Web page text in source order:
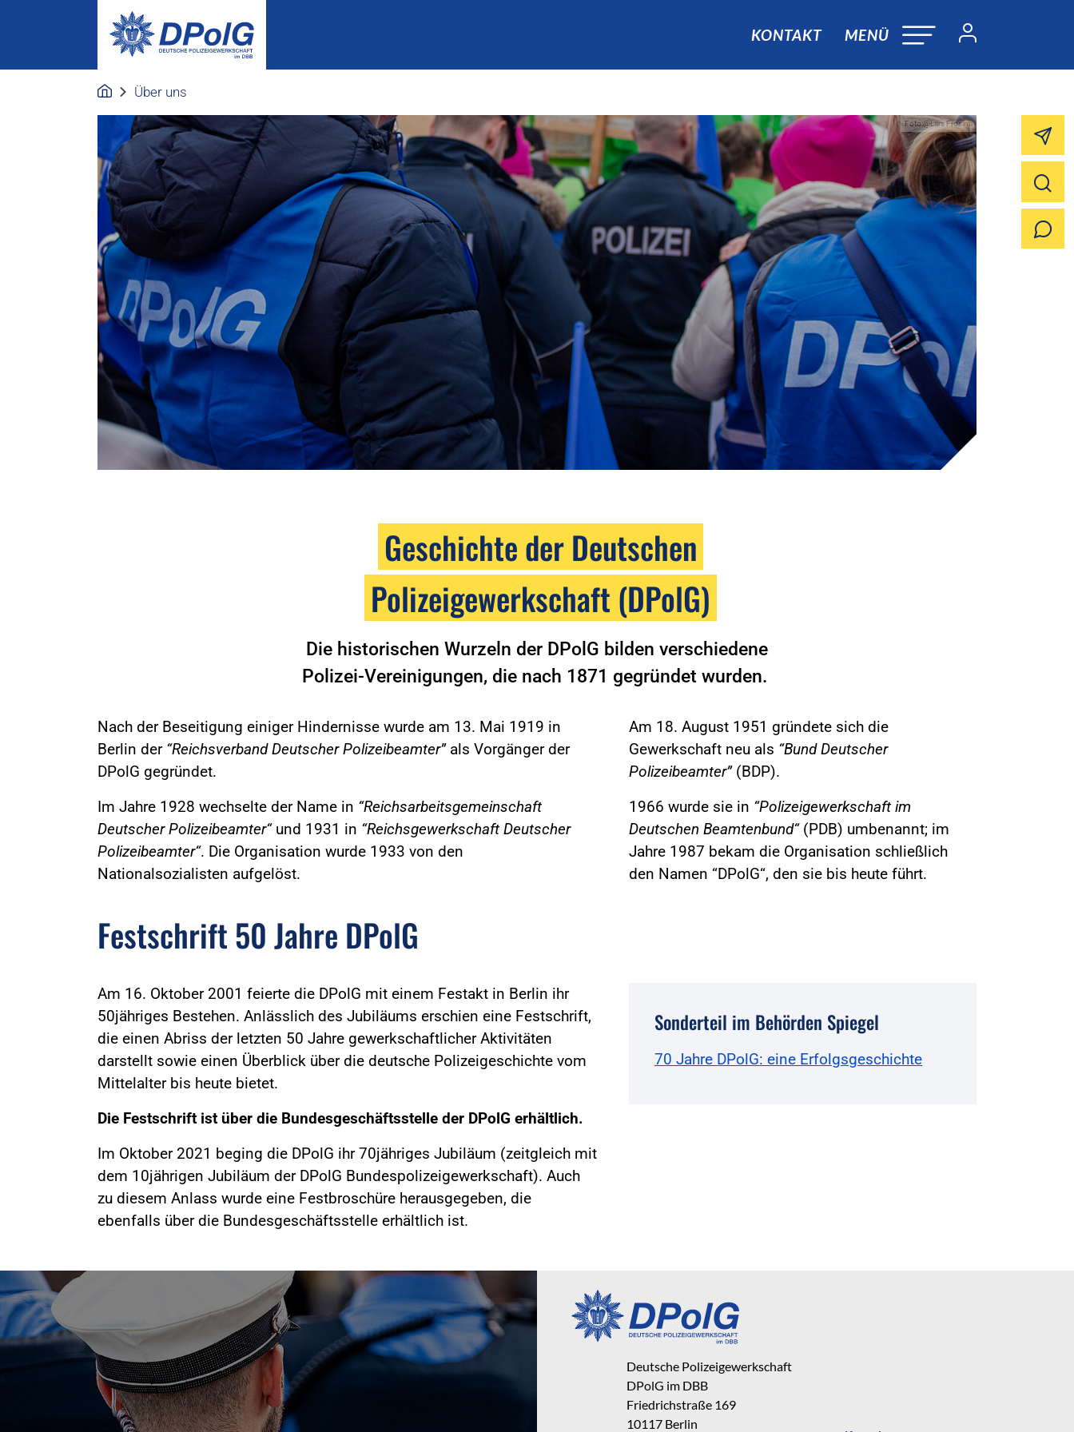
KONTAKT MENÜ
Über uns
Foto:@Lars Frosina
Geschichte der Deutschen
Polizeigewerkschaft (DPolG)
Die historischen Wurzeln der DPolG bilden verschiedene
Polizei-Vereinigungen, die nach 1871 gegründet wurden.
Nach der Beseitigung einiger Hindernisse wurde am 13. Mai 1919 in
Berlin der “Reichsverband Deutscher Polizeibeamter”als Vorgänger der
DPolG gegründet.
Im Jahre 1928 wechselte der Name in “Reichsarbeitsgemeinschaft
Deutscher Polizeibeamter“und 1931 in “Reichsgewerkschaft Deutscher
Polizeibeamter“. Die Organisation wurde 1933 von den
Nationalsozialisten aufgelöst.
Am 18. August 1951 gründete sich die
Gewerkschaft neu als “Bund Deutscher
Polizeibeamter”(BDP).
1966 wurde sie in “Polizeigewerkschaft im
Deutschen Beamtenbund“(PDB) umbenannt; im
Jahre 1987 bekam die Organisation schließlich
den Namen “DPolG“, den sie bis heute führt.
Festschrift 50 Jahre DPolG
Am 16. Oktober 2001 feierte die DPolG mit einem Festakt in Berlin ihr
50jähriges Bestehen. Anlässlich des Jubiläums erschien eine Festschrift,
die einen Abriss der letzten 50 Jahre gewerkschaftlicher Aktivitäten
darstellt sowie einen Überblick über die deutsche Polizeigeschichte vom
Mittelalter bis heute bietet.
Die Festschrift ist über die Bundesgeschäftsstelle der DPolG erhältlich.
Im Oktober 2021 beging die DPolG ihr 70jähriges Jubiläum (zeitgleich mit
dem 10jährigen Jubiläum der DPolG Bundespolizeigewerkschaft). Auch
zu diesem Anlass wurde eine Festbroschüre herausgegeben, die
ebenfalls über die Bundesgeschäftsstelle erhältlich ist.
Sonderteil im Behörden Spiegel
70 Jahre DPolG: eine Erfolgsgeschichte
Deutsche Polizeigewerkschaft
DPolG im DBB
Friedrichstraße 169
10117 Berlin